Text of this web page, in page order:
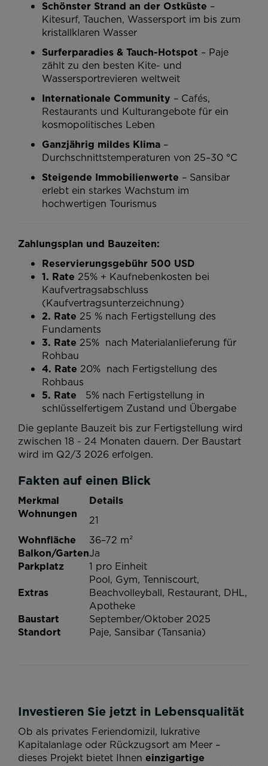
Schönster Strand an der Ostküste –
Kitesurf, Tauchen, Wassersport im bis zum
kristallklaren Wasser
Surferparadies & Tauch-Hotspot – Paje
zählt zu den besten Kite- und
Wassersportrevieren weltweit
Internationale Community – Cafés,
Restaurants und Kulturangebote für ein
kosmopolitisches Leben
Ganzjährig mildes Klima –
Durchschnittstemperaturen von 25–30 °C
Steigende Immobilienwerte – Sansibar
erlebt ein starkes Wachstum im
hochwertigen Tourismus
Zahlungsplan und Bauzeiten:
Reservierungsgebühr 500 USD
1. Rate 25% + Kaufnebenkosten bei
Kaufvertragsabschluss
(Kaufvertragsunterzeichnung)
2. Rate 25 % nach Fertigstellung des
Fundaments
3. Rate 25% nach Materialanlieferung für
Rohbau
4. Rate 20% nach Fertigstellung des
Rohbaus
5. Rate
5% nach Fertigstellung in
schlüsselfertigem Zustand und Übergabe
Die geplante Bauzeit bis zur Fertigstellung wird
zwischen 18 - 24 Monaten dauern. Der Baustart
wird im Q2/3 2026 erfolgen.
Fakten auf einen Blick
Merkmal
Details
Wohnungen
21
Wohnfläche
36–72 m²
Balkon/GartenJa
Parkplatz
1 pro Einheit
Extras
Pool, Gym, Tenniscourt,
Beachvolleyball, Restaurant, DHL,
Apotheke
Baustart
September/Oktober 2025
Standort
Paje, Sansibar (Tansania)
Investieren Sie jetzt in Lebensqualität
Ob als privates Feriendomizil, lukrative
Kapitalanlage oder Rückzugsort am Meer –
dieses Projekt bietet Ihnen einzigartige